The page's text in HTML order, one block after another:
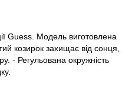
Guess. Модель виготовлена
козирок захищає від сонця,
- Регульована окружність